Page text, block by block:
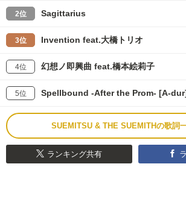
2位 Sagittarius
3位 Invention feat.大橋トリオ
4位 幻想ノ即興曲 feat.橋本絵莉子
5位 Spellbound -After the Prom- [A-
SUEMITSU & THE SUEMITHの歌詞
ランキング共有